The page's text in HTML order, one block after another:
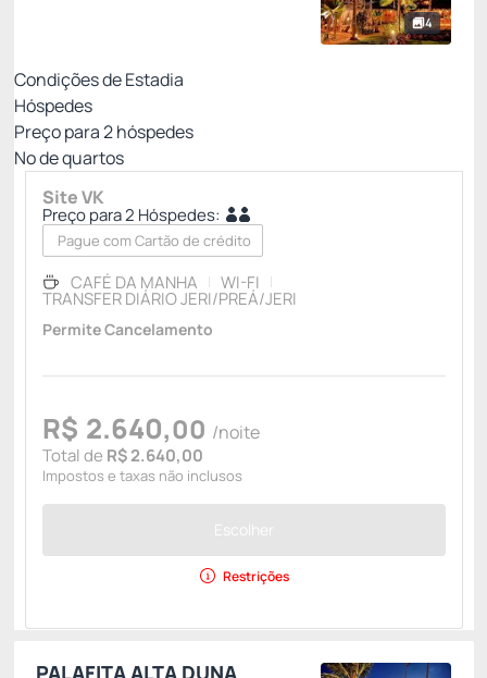
4
Condições de Estadia
Hóspedes
Preço para2hóspedes
Nº de quartos
Site VK
Preço para 2 Hóspedes:
Pague com Cartão de crédito
CAFÉ DA MANHA WI-FI
TRANSFER DIÁRIO JERI/PREÁ/JERI
Permite Cancelamento
R$ 2.640,00 /noite
Total de R$ 2.640,00
Impostos e taxas não inclusos
Escolher
Restrições
PALAFITA ALTA DUNA